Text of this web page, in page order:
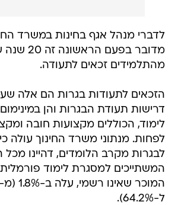
לדברי מנהל אגף בחינות במשרד
מדובר
מהתלמידים זכאים לתעודה.
הזכאים לתעודות בגרות הם אלה
לימוד, הכוללים מקצועות חובה
לפחות. מנתוני משרד החינוך עולה
לבגרות מקרב הלומדים, דהיינו מכל
המשתייכים למסגרת לימוד פורמלית
ל-64.2%).